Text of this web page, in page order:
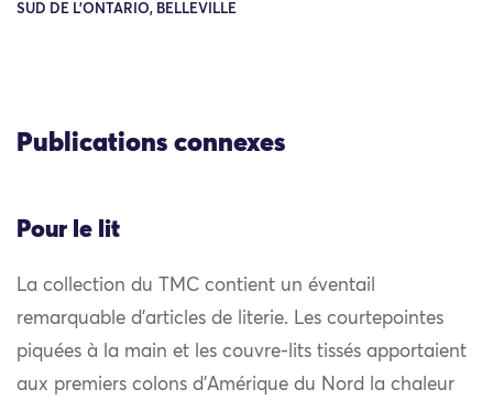
SUD DE L'ONTARIO, BELLEVILLE
Publications connexes
Pour le lit
La collection du TMC contient un éventail
remarquable d’articles de literie. Les courtepointes
piquées à la main et les couvre-lits tissés apportaient
aux premiers colons d’Amérique du Nord la chaleur